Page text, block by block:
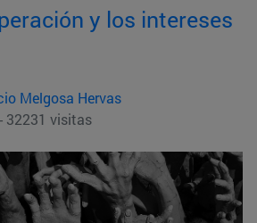
y los intereses
Melgosa Hervas
32231 visitas